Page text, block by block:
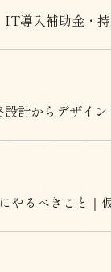
導入補助金・
計からデザイ
やるべきこと｜